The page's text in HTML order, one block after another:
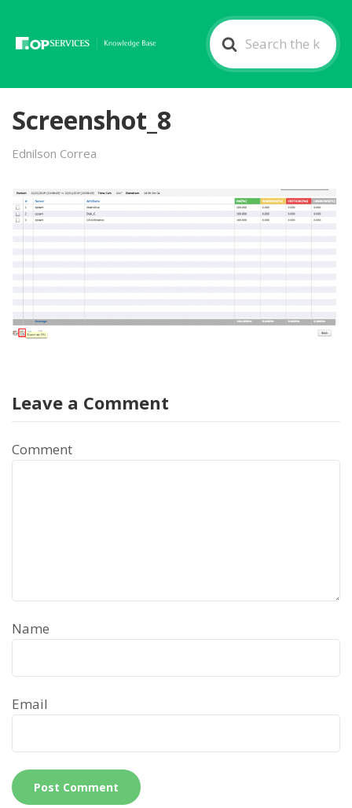
Search
For
Screenshot_8
Ednilson Correa
Leave a Comment
Comment
Name
Email